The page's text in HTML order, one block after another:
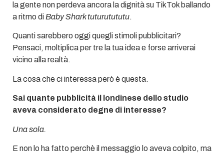
la gente non perdeva ancora la dignità su TikTok ballando
a ritmo di Baby Shark tuturutututu.
Quanti sarebbero oggi quegli stimoli pubblicitari?
Pensaci, moltiplica per tre la tua idea e forse arriverai
vicino alla realtà.
La cosa che ci interessa però è questa.
Sai quante pubblicità il londinese dello studio
aveva considerato degne di interesse?
Una sola.
E non lo ha fatto perchè il messaggio lo aveva colpito, ma